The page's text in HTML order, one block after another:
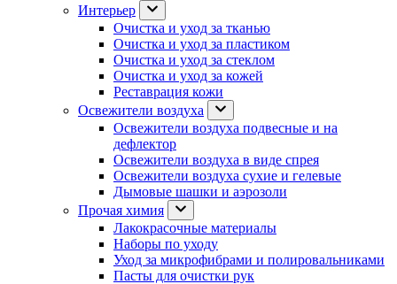
Интерьер
Очистка и уход за тканью
Очистка и уход за пластиком
Очистка и уход за стеклом
Очистка и уход за кожей
Реставрация кожи
Освежители воздуха
Освежители воздуха подвесные и на
дефлектор
Освежители воздуха в виде спрея
Освежители воздуха сухие и гелевые
Дымовые шашки и аэрозоли
Прочая химия
Лакокрасочные материалы
Наборы по уходу
Уход за микрофибрами и полировальниками
Пасты для очистки рук